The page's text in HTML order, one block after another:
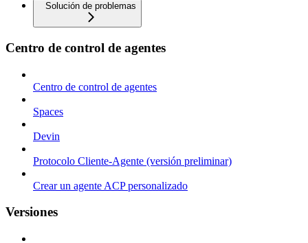
Solución de problemas
Centro de control de agentes
Centro de control de agentes
Spaces
Devin
Protocolo Cliente-Agente (versión preliminar)
Crear un agente ACP personalizado
Versiones